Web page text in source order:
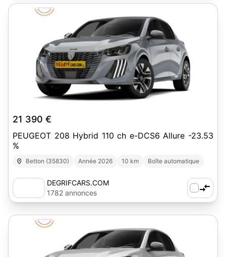
21 390 €
PEUGEOT 208 Hybrid 110 ch e-DCS6 Allure -23.53
%
Betton (35830) Année 2026 10 km Boîte automatique
DEGRIFCARS.COM
1782 annonces